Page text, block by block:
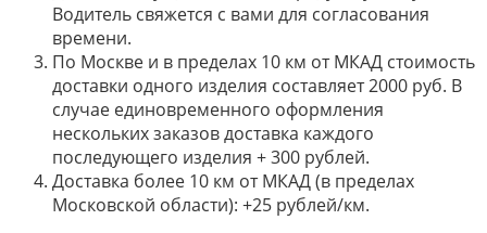
Водитель свяжется с вами для согласования
времени.
По Москве и в пределах 10 км от МКАД стоимость
доставки одного изделия составляет 2000 руб. В
случае единовременного оформления
нескольких заказов доставка каждого
последующего изделия + 300 рублей.
Доставка более 10 км от МКАД (в пределах
Московской области): +25 рублей/км.